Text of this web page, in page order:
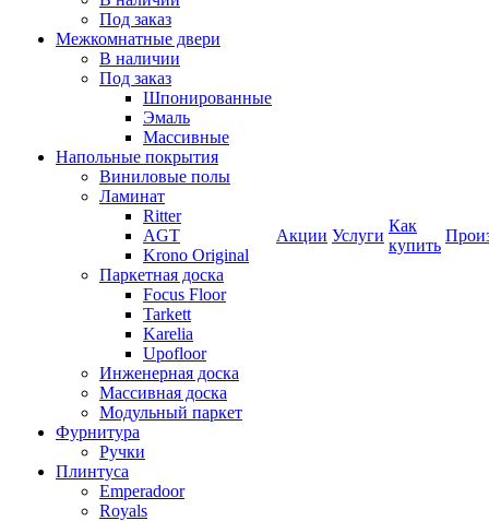
Под заказ
Межкомнатные двери
В наличии
Под заказ
Шпонированные
Эмаль
Массивные
Напольные покрытия
Виниловые полы
Ламинат
Ritter
AGT
Krono Original
Паркетная доска
Focus Floor
Tarkett
Karelia
Upofloor
Инженерная доска
Массивная доска
Модульный паркет
Фурнитура
Ручки
Плинтуса
Emperadoor
Royals
Акции Услуги
Как
купить